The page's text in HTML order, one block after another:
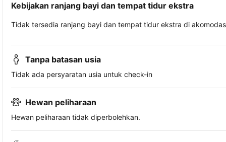
Kebijakan ranjang bayi dan tempat tidur ekstra
Tidak tersedia ranjang bayi dan tempat tidur ekstra di
Tanpa batasan usia
Tidak ada persyaratan usia untuk check-in
Hewan peliharaan
Hewan peliharaan tidak diperbolehkan.